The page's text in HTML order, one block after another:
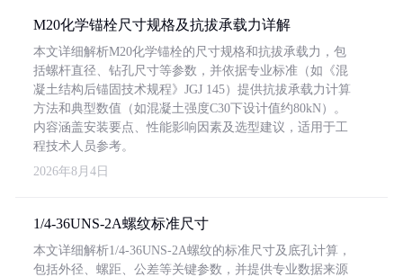
M20化学锚栓尺寸规格及抗拔承载力详解
本文详细解析M20化学锚栓的尺寸规格和抗拔承载力，包
括螺杆直径、钻孔尺寸等参数，并依据专业标准（如《混
凝土结构后锚固技术规程》JGJ 145）提供抗拔承载力计算
方法和典型数值（如混凝土强度C30下设计值约80kN）。
内容涵盖安装要点、性能影响因素及选型建议，适用于工
程技术人员参考。
2026年8月4日
1/4-36UNS-2A螺纹标准尺寸
本文详细解析1/4-36UNS-2A螺纹的标准尺寸及底孔计算，
包括外径、螺距、公差等关键参数，并提供专业数据来源